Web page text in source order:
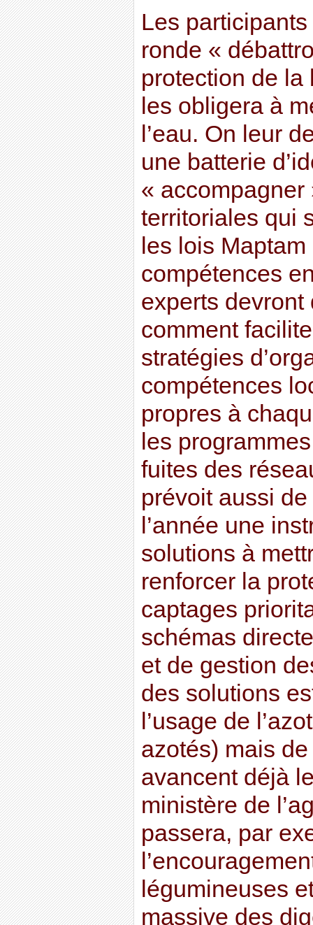
Les
ronde «
protection de la
les obligera à
l’eau. On leur
une batterie
«
territoriales qui
les lois
compétences
experts
comment
stratégies
compétences
propres à
les
fuites des
prévoit aussi
l’année une
solutions à
renforcer la
captages
schémas
et de gestion
des solutions
l’usage de
azotés) mais
avancent déjà
ministère de
passera, par
légumineuses
massive des